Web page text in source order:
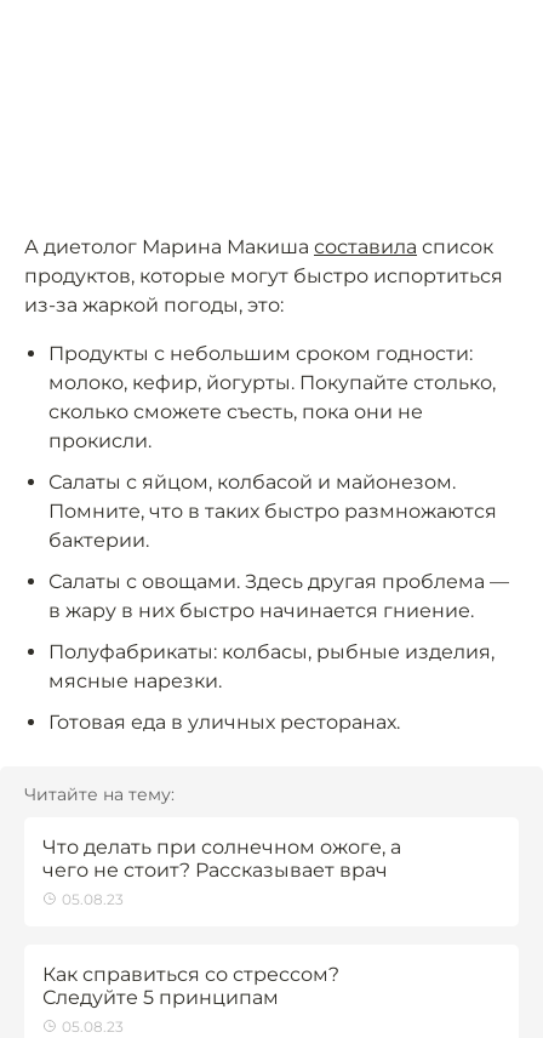
А диетолог Марина Макиша составила список
продуктов, которые могут быстро испортиться
из-за жаркой погоды, это:
Продукты с небольшим сроком годности:
молоко, кефир, йогурты. Покупайте столько,
сколько сможете съесть, пока они не
прокисли.
Салаты с яйцом, колбасой и майонезом.
Помните, что в таких быстро размножаются
бактерии.
Салаты с овощами. Здесь другая проблема —
в жару в них быстро начинается гниение.
Полуфабрикаты: колбасы, рыбные изделия,
мясные нарезки.
Готовая еда в уличных ресторанах.
Читайте на тему:
Что делать при солнечном ожоге, а
чего не стоит? Рассказывает врач
05.08.23
Как справиться со стрессом?
Следуйте 5 принципам
05.08.23